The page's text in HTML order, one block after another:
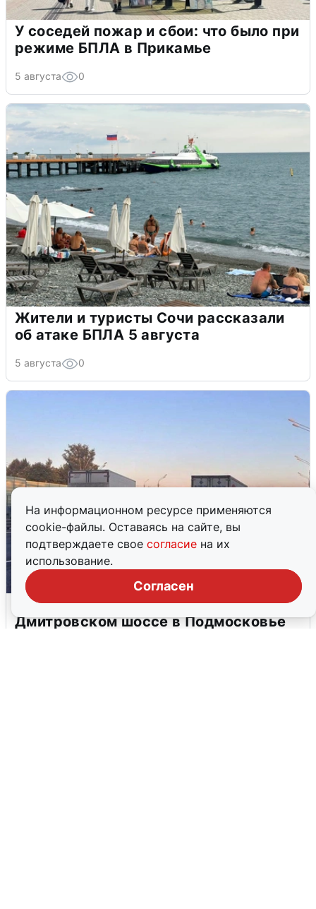
На информационном ресурсе применяются
cookie-файлы. Оставаясь на сайте, вы
подтверждаете свое согласие на их
использование.
Согласен
У соседей пожар и сбои: что было при
режиме БПЛА в Прикамье
5 августа 0
Жители и туристы Сочи рассказали
об атаке БПЛА 5 августа
5 августа 0
Пять машин столкнулись на
Дмитровском шоссе в Подмосковье